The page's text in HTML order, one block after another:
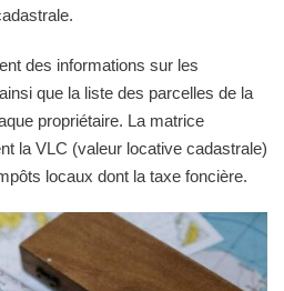
des informations sur les
que la liste des parcelles de la
propriétaire. La matrice
la VLC (valeur locative cadastrale)
locaux dont la taxe foncière.